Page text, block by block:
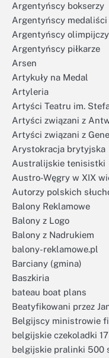
Argentyńscy bokserzy
Argentyńscy
Argentyńscy
Argentyńscy piłkarze
Arsen
Artykuły na Medal
Artyleria
Artyści Teatru im.
Artyści związani z
Artyści związani z
Arystokracja brytyjska
Australijskie tenisistki
Austro-Węgry w XIX
Autorzy polskich
Balony Reklamowe
Balony z Logo
Balony z Nadrukiem
balony-reklamowe.pl
Barciany (gmina)
Baszkiria
bateau boat plans
Beatyfikowani przez
Belgijscy ministrowie
belgijskie czekoladki
belgijskie pralinki 500